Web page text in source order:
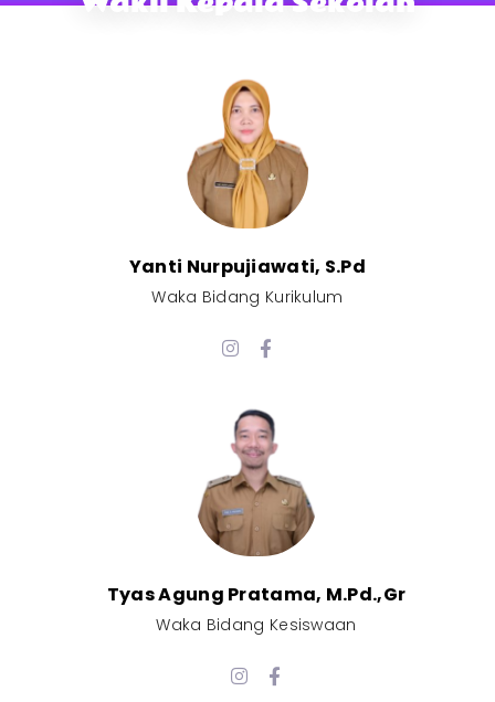
Yanti Nurpujiawati, S.Pd
Waka Bidang Kurikulum
Tyas Agung Pratama, M.Pd.,Gr​
Waka Bidang Kesiswaan​